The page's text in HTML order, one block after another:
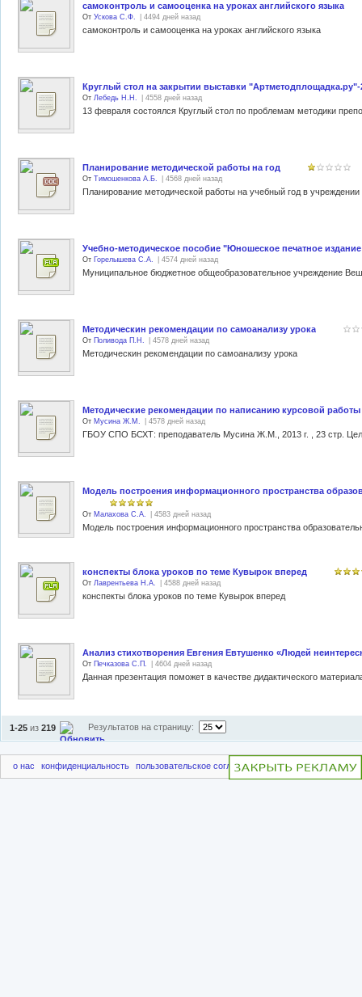
самоконтроль и самооценка на уроках английского языка
От Ускова С.Ф. | 4494 дней назад
самоконтроль и самооценка на уроках английского языка
Круглый стол на закрытии выставки "Артметодплощадка.ру"-
От Лебедь Н.Н. | 4558 дней назад
Планирование методической работы на год
От Тимошенкова А.Б. | 4568 дней назад
Планирование методической работы на учебный год в учреждении
Учебно-методическое пособие "Юношеское печатное
От Горелышева С.А. | 4574 дней назад
Методическин рекомендации по самоанализу урока
От Поливода П.Н. | 4578 дней назад
Методическин рекомендации по самоанализу урока
Методические рекомендации по написанию курсовой
От Мусина Ж.М. | 4578 дней назад
Модель построения информационного пространства
От Малахова С.А. | 4583 дней назад
Модель построения информационного пространства
конспекты блока уроков по теме Кувырок вперед
От Лаврентьева Н.А. | 4588 дней назад
конспекты блока уроков по теме Кувырок вперед
Анализ стихотворения Евгения Евтушенко «Людей
От Печказова С.П. | 4604 дней назад
1-25 из 219 Результатов на страницу:
о нас конфиденциальность пользовательское соглашение чаво пригласить